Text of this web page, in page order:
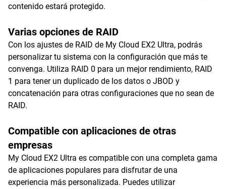
contenido estará protegido.
Varias opciones de RAID
Con los ajustes de RAID de My Cloud EX2 Ultra, podrás
personalizar tu sistema con la configuración que más te
convenga. Utiliza RAID 0 para un mejor rendimiento, RAID
1 para tener un duplicado de los datos o JBOD y
concatenación para otras configuraciones que no sean de
RAID.
Compatible con aplicaciones de otras
empresas
My Cloud EX2 Ultra es compatible con una completa gama
de aplicaciones populares para disfrutar de una
experiencia más personalizada. Puedes utilizar